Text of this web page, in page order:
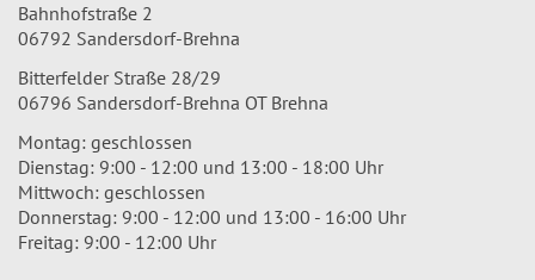
Bahnhofstraße 2
06792 Sandersdorf-Brehna
Bitterfelder Straße 28/29
06796 Sandersdorf-Brehna OT Brehna
Montag: geschlossen
Dienstag: 9:00 - 12:00 und 13:00 - 18:00 Uhr
Mittwoch: geschlossen
Donnerstag: 9:00 - 12:00 und 13:00 - 16:00 Uhr
Freitag: 9:00 - 12:00 Uhr